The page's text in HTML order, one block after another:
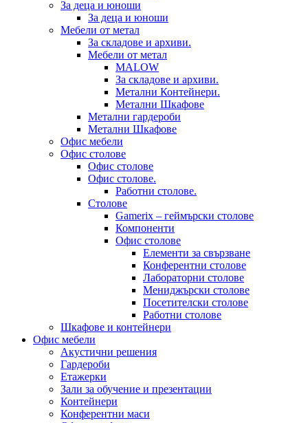
За деца и юноши
За деца и юноши
Мебели от метал
За складове и архиви.
Мебели от метал
MALOW
За складове и архиви.
Метални Контейнери.
Метални Шкафове
Метални гардероби
Метални Шкафове
Офис мебели
Офис столове
Офис столове
Офис столове.
Работни столове.
Столове
Gamerix – геймърски столове
Компоненти
Офис столове
Елементи за свързване
Конферентни столове
Лабораторни столове
Мениджърски столове
Посетителски столове
Работни столове
Шкафове и контейнери
Офис мебели
Акустични решения
Гардероби
Етажерки
Зали за обучение и презентации
Контейнери
Конферентни маси